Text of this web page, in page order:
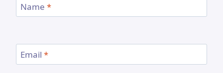
Name *
Email *